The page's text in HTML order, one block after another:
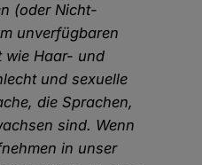
(oder Nicht-
unverfügbaren
wie Haar- und
und sexuelle
die Sprachen,
sind. Wenn
in unser